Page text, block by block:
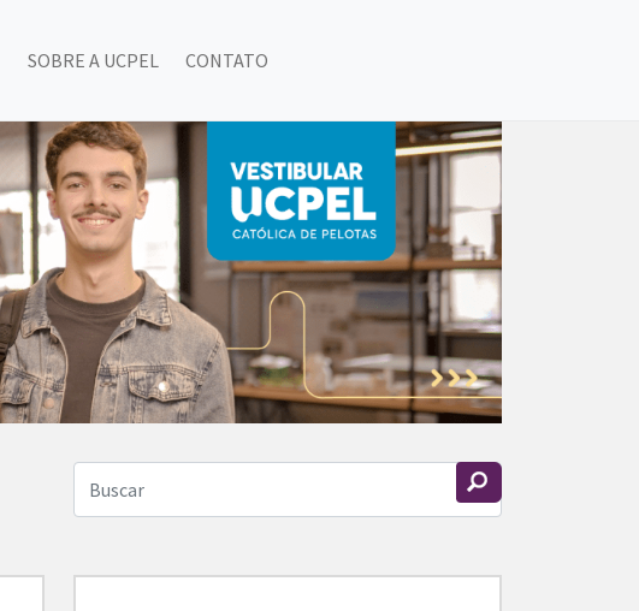
SOBRE A UCPEL CONTATO